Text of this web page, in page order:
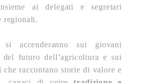
ai delegati e segretari
regionali.
accenderanno sui giovani
del futuro dell’agricoltura e sui
che raccontano storie di valore e